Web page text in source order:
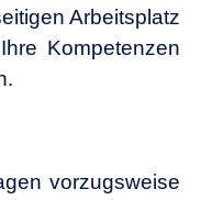
Arbeitsplatz
Kompetenzen
vorzugsweise